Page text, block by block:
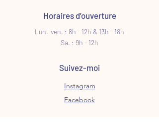
Horaires d’ouverture
Lun.-ven. : 8h - 12h & 13h - 18h
Sa. : 9h - 12h
Suivez-moi
Instagram
Facebook